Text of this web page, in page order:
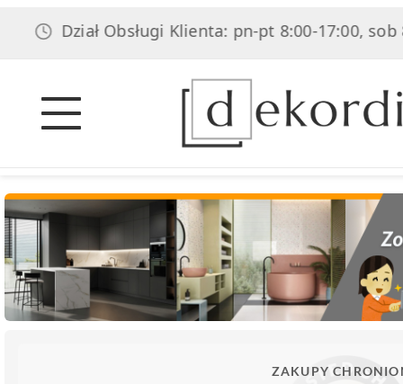
Obsługi Klienta: pn-pt 8:00-17:00, sob 8:00-
ZAKUPY